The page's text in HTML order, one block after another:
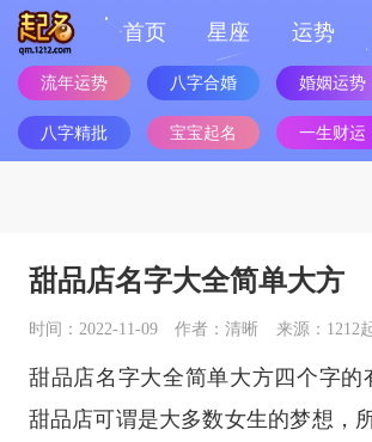
首页 星座 运势
流年运势 八字合婚 婚姻运势
八字精批 宝宝起名 一生财运
甜品店名字大全简单大方
时间：2022-11-09 作者：清晰 来源：1212
甜品店名字大全简单大方四个字的
甜品店可谓是大多数女生的梦想，